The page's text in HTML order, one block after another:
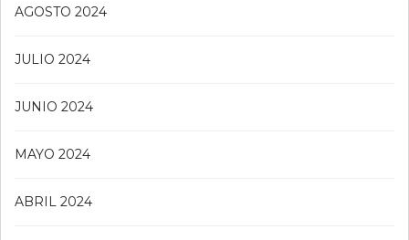
AGOSTO 2024
JULIO 2024
JUNIO 2024
MAYO 2024
ABRIL 2024